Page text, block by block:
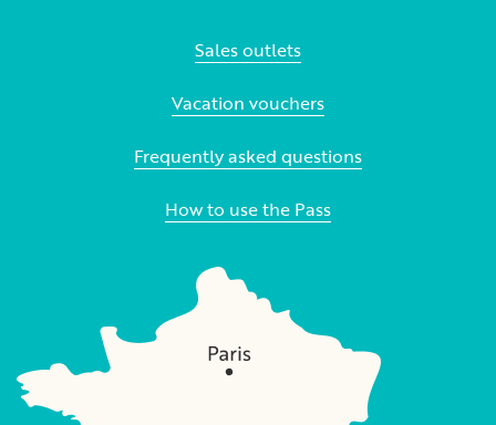
Sales outlets
Vacation vouchers
Frequently asked questions
How to use the Pass